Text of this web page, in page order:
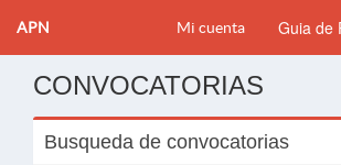
APN Mi cuenta Guia de
CONVOCATORIAS
Busqueda de convocatorias